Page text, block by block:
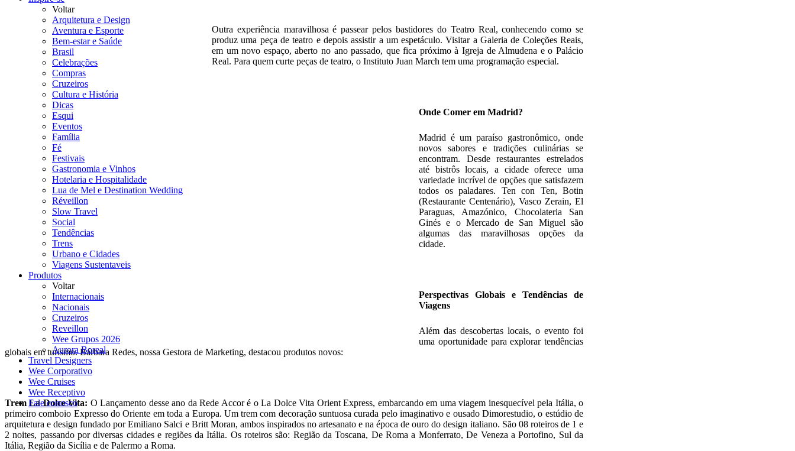
Voltar
Arquitetura e Design
Aventura e Esporte
Bem-estar e Saúde
Brasil
Celebrações
Compras
Cruzeiros
Cultura e História
Dicas
Esqui
Eventos
Família
Fé
Festivais
Gastronomia e Vinhos
Hotelaria e Hospitalidade
Lua de Mel e Destination Wedding
Réveillon
Slow Travel
Social
Tendências
Trens
Urbano e Cidades
Viagens Sustentaveis
Produtos
Voltar
Internacionais
Nacionais
Cruzeiros
Reveillon
Wee Grupos 2026
Aurora Boreal
Travel Designers
Wee Corporativo
Wee Cruises
Wee Receptivo
Fale conosco
Outra experiência maravilhosa é passear pelos bastidores do Teatro Real, conhecendo como se
produz uma peça de teatro e depois assistir a um espetáculo. Visitar a Galeria de Coleções Reais,
em um novo espaço, aberto no ano passado, que fica próximo à Igreja de Almudena e o Palácio
Real. Para quem curte peças de teatro, o Instituto Juan March tem uma programação especial.
Onde Comer em Madrid?
Madrid é um paraíso gastronômico, onde
novos sabores e tradições culinárias se
encontram. Desde restaurantes estrelados
até bistrôs locais, a cidade oferece uma
variedade incrível de opções que satisfazem
todos os paladares. Ten con Ten, Botin
(Restaurante Centenário), Vasco Zerain, El
Paraguas, Amazónico, Chocolateria San
Ginés e o Mercado de San Miguel são
algumas das maravilhosas opções da
cidade.
Perspectivas Globais e Tendências de
Viagens
Além das descobertas locais, o evento foi
uma oportunidade para explorar tendências
globais em turismo. Bárbara Redes, nossa Gestora de Marketing, destacou produtos novos:
Trem La Dolce Vita: O Lançamento desse ano da Rede Accor é o La Dolce Vita Orient Express, embarcando em uma viagem inesquecível pela Itália, o
primeiro comboio Expresso do Oriente em toda a Europa. Um trem com decoração suntuosa curada pelo imaginativo e ousado Dimorestudio, o estúdio de
arquitetura e design fundado por Emiliano Salci e Britt Moran, ambos inspirados no artesanato e na época de ouro do design italiano. São 08 roteiros de 1 e
2 noites, passando por diversas cidades e regiões da Itália. Os roteiros são: Região da Toscana, De Roma a Monferrato, De Veneza a Portofino, Sul da
Itália, Região da Sicília e de Palermo a Roma.